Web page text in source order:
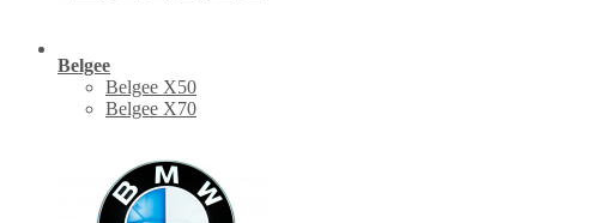
Belgee
Belgee X50
Belgee X70